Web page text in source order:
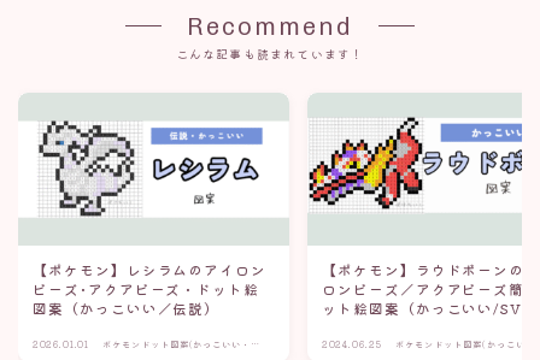
Recommend
こんな記事も読まれています！
【ポケモン】レシラムのアイロン
ビーズ･アクアビーズ・ドット絵
図案（かっこいい／伝説）
2026.01.01 ポケモンドット図案(かっこいい・伝
【ポケモン】ラウドボーンの
ロンビーズ／アクアビーズ簡
ット絵図案（かっこいい/SV）
2024.06.25 ポケモンドット図案(かっこいい